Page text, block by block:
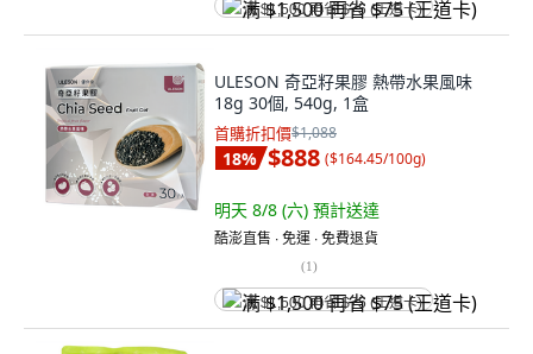
满 $1,500 再省 $75 (王道卡)
ULESON 奇亞籽果膠 熱帶水果風味
18g 30個, 540g, 1盒
首購折扣價$1,088
18% $888 ($164.45/100g)
明天 8/8 (六) 預計送達
酷澎直售 ∙ 免運 ∙ 免費退貨
(1)
满 $1,500 再省 $75 (王道卡)